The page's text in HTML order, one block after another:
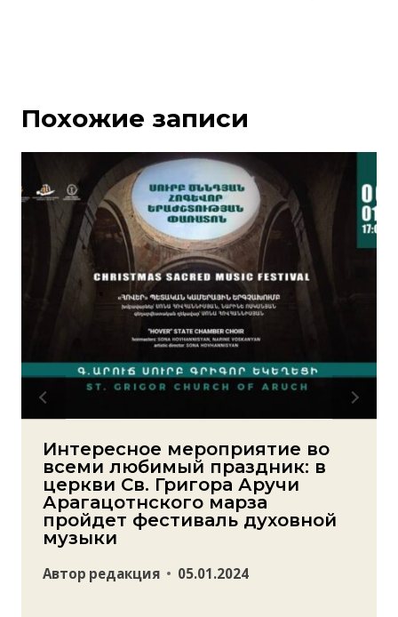
Похожие записи
Интересное мероприятие во
всеми любимый праздник: в
церкви Св. Григора Аручи
Арагацотнского марза
пройдет фестиваль духовной
музыки
Автор редакция 05.01.2024